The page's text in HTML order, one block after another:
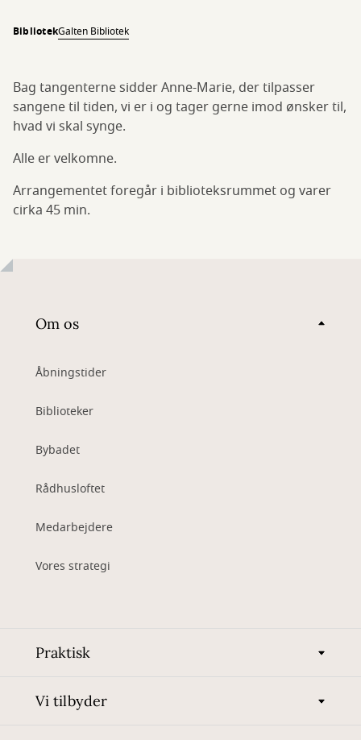
BibliotekGalten Bibliotek
Bag tangenterne sidder Anne-Marie, der tilpasser
sangene til tiden, vi er i og tager gerne imod ønsker til,
hvad vi skal synge.
Alle er velkomne.
Arrangementet foregår i biblioteksrummet og varer
cirka 45 min.
Om os
Åbningstider
Biblioteker
Bybadet
Rådhusloftet
Medarbejdere
Vores strategi
Praktisk
Vi tilbyder